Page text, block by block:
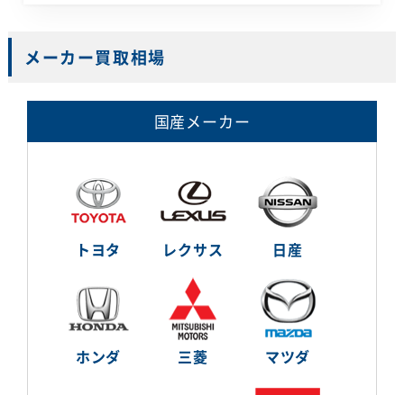
メーカー買取相場
国産メーカー
トヨタ レクサス 日産
ホンダ 三菱 マツダ